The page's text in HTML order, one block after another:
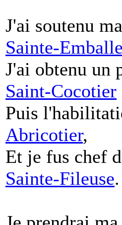
J'ai soutenu
Sainte-
J'ai obtenu un
Saint-Cocotier
Puis
Abricotier,
Et je fus chef
Sainte-Fileuse.